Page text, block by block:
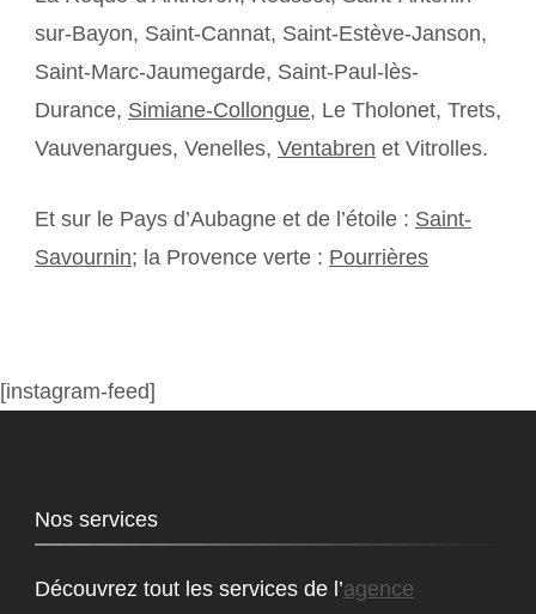
sur-Bayon, Saint-Cannat, Saint-Estève-Janson,
Saint-Marc-Jaumegarde, Saint-Paul-lès-
Durance, Simiane-Collongue, Le Tholonet, Trets,
Vauvenargues, Venelles, Ventabren et Vitrolles.
Et sur le Pays d’Aubagne et de l’étoile : Saint-
Savournin; la Provence verte : Pourrières
[instagram-feed]
Nos services
Découvrez tout les services de l’agence